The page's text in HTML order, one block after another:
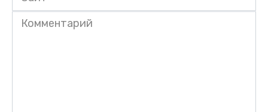
Комментарий